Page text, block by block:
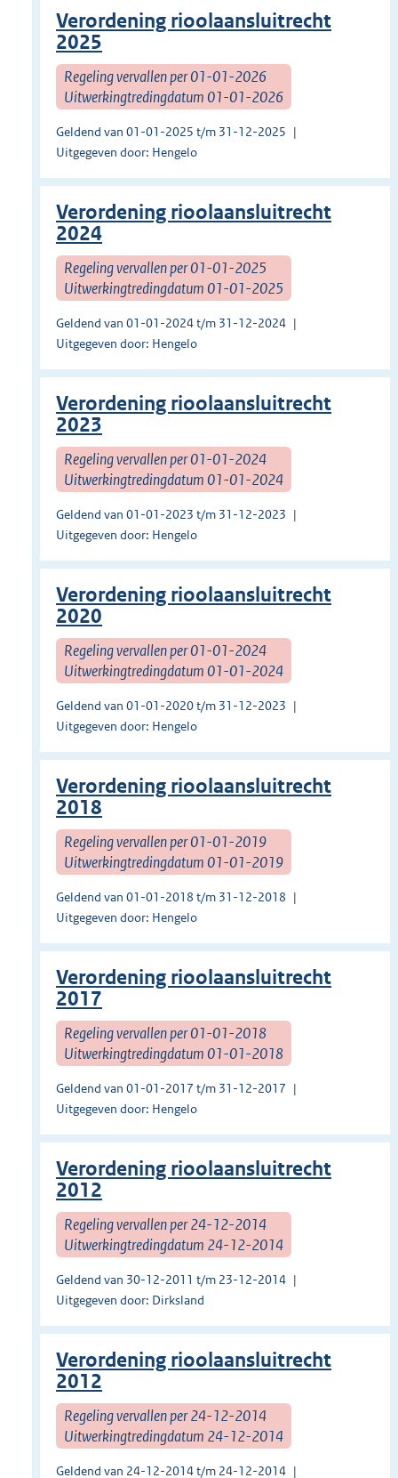
Verordening rioolaansluitrecht
2025
Regeling vervallen per 01-01-2026
Uitwerkingtredingdatum 01-01-2026
Geldend van 01-01-2025 t/m 31-12-2025
Uitgegeven door: Hengelo
Verordening rioolaansluitrecht
2024
Regeling vervallen per 01-01-2025
Uitwerkingtredingdatum 01-01-2025
Geldend van 01-01-2024 t/m 31-12-2024
Uitgegeven door: Hengelo
Verordening rioolaansluitrecht
2023
Regeling vervallen per 01-01-2024
Uitwerkingtredingdatum 01-01-2024
Geldend van 01-01-2023 t/m 31-12-2023
Uitgegeven door: Hengelo
Verordening rioolaansluitrecht
2020
Regeling vervallen per 01-01-2024
Uitwerkingtredingdatum 01-01-2024
Geldend van 01-01-2020 t/m 31-12-2023
Uitgegeven door: Hengelo
Verordening rioolaansluitrecht
2018
Regeling vervallen per 01-01-2019
Uitwerkingtredingdatum 01-01-2019
Geldend van 01-01-2018 t/m 31-12-2018
Uitgegeven door: Hengelo
Verordening rioolaansluitrecht
2017
Regeling vervallen per 01-01-2018
Uitwerkingtredingdatum 01-01-2018
Geldend van 01-01-2017 t/m 31-12-2017
Uitgegeven door: Hengelo
Verordening rioolaansluitrecht
2012
Regeling vervallen per 24-12-2014
Uitwerkingtredingdatum 24-12-2014
Geldend van 30-12-2011 t/m 23-12-2014
Uitgegeven door: Dirksland
Verordening rioolaansluitrecht
2012
Regeling vervallen per 24-12-2014
Uitwerkingtredingdatum 24-12-2014
Geldend van 24-12-2014 t/m 24-12-2014